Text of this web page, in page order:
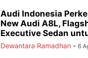
Audi Indonesia
New Audi A8L,
Executive Sedan
Dewantara Ramadhan - 6